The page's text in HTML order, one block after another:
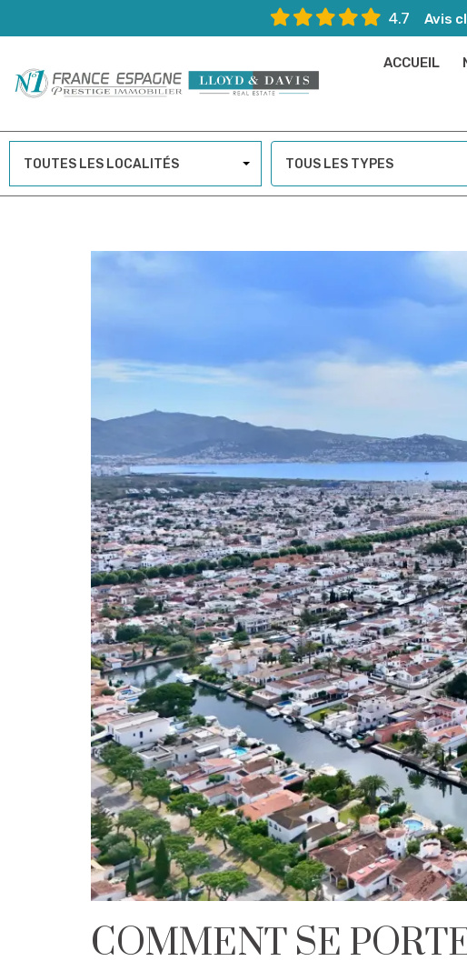
4.7 Avis
ACCUEIL
TOUTES LES LOCALITÉS TOUS LES TYPES
COMMENT SE